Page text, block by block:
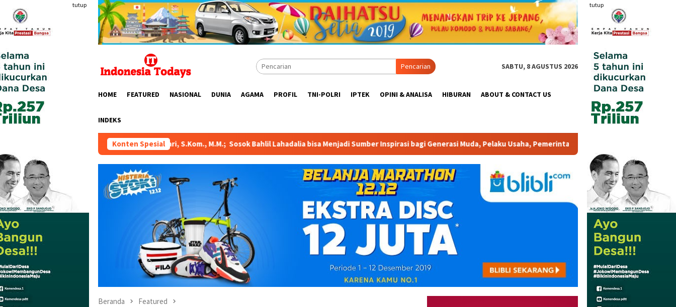
konten
tutup tutup
Pencarian SABTU, 8 AGUSTUS 2026
HOME FEATURED NASIONAL DUNIA AGAMA PROFIL TNI-POLRI IPTEK OPINI & ANALISA HIBURAN ABOUT & CONTACT US
INDEKS
Konten Spesial
RI Dr. Hj. Karmila Sari, S.Kom., M.M.; Sosok Bahlil Lahadalia bisa Menjadi Sumber Inspirasi bagi Generasi Muda, Pelaku Usaha, Pemerintah, maupun Pemangku Kepentingan lainnya untuk
Beranda Featured